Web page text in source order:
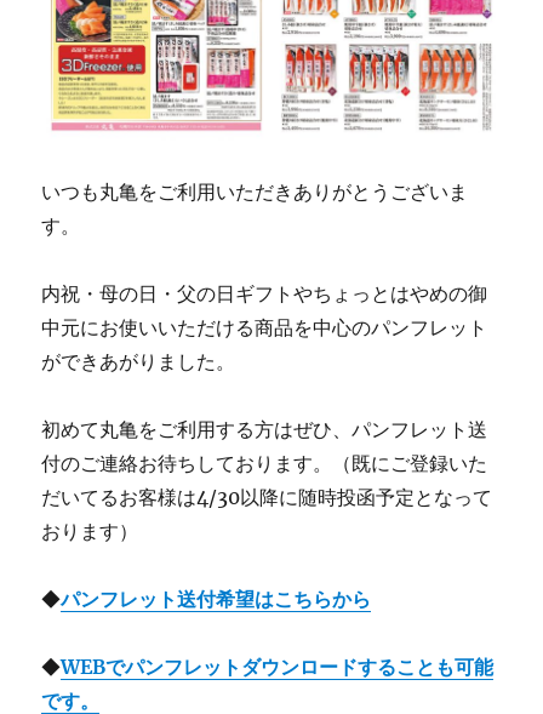
いつも丸亀をご利用いただきありがとうございま
す。
内祝・母の日・父の日ギフトやちょっとはやめの御
中元にお使いいただける商品を中心のパンフレット
ができあがりました。
初めて丸亀をご利用する方はぜひ、パンフレット送
付のご連絡お待ちしております。（既にご登録いた
だいてるお客様は4/30以降に随時投函予定となって
おります）
◆パンフレット送付希望はこちらから
◆WEBでパンフレットダウンロードすることも可能
です。